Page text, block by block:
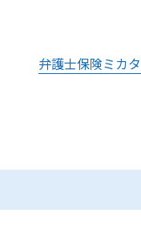
弁護士保険ミカ